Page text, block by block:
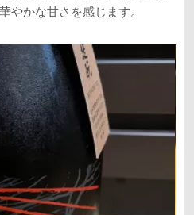
やかな甘さを感じます。